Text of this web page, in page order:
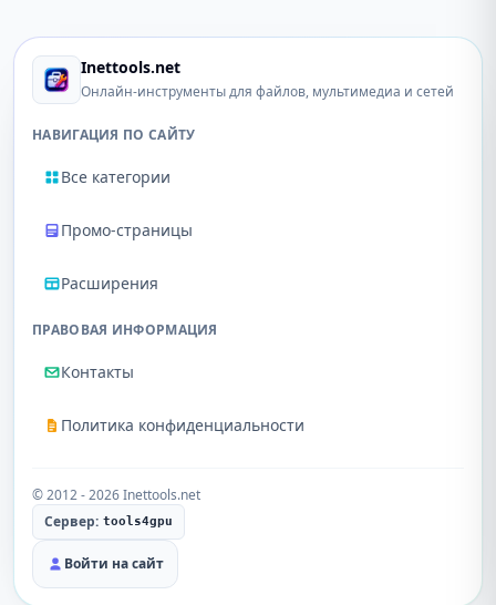
Inettools.net
Онлайн-инструменты для файлов, мультимедиа и сетей
НАВИГАЦИЯ ПО САЙТУ
Все категории
Промо-страницы
Расширения
ПРАВОВАЯ ИНФОРМАЦИЯ
Контакты
Политика конфиденциальности
© 2012 - 2026 Inettools.net
Сервер: tools4gpu
Войти на сайт